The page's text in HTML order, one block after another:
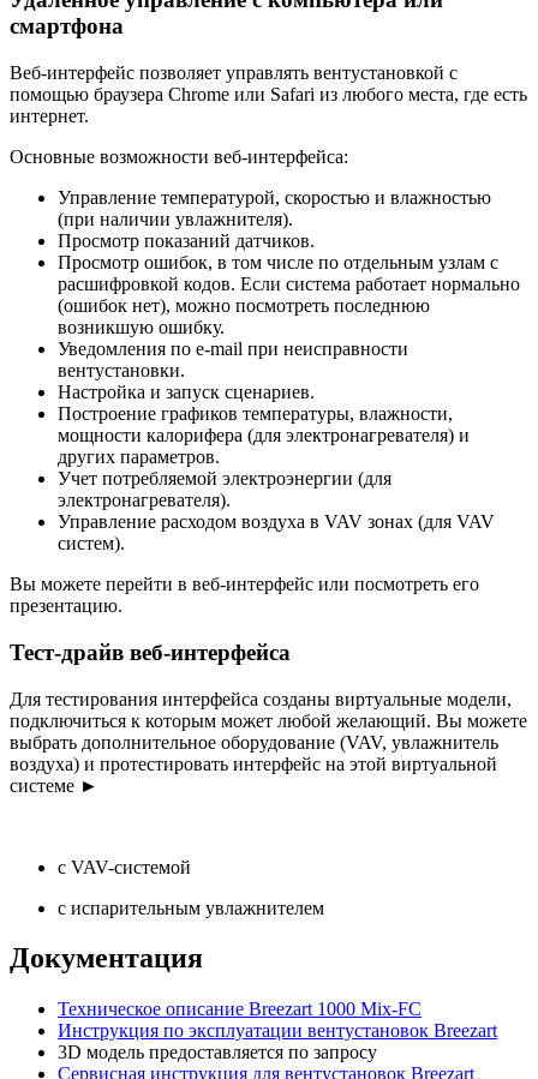
смартфона
Веб-интерфейс позволяет управлять вентустановкой с
помощью браузера Chrome или Safari из любого места, где есть
интернет.
Основные возможности веб-интерфейса:
Управление температурой, скоростью и влажностью
(при наличии увлажнителя).
Просмотр показаний датчиков.
Просмотр ошибок, в том числе по отдельным узлам с
расшифровкой кодов. Если система работает нормально
(ошибок нет), можно посмотреть последнюю
возникшую ошибку.
Уведомления по e-mail при неисправности
вентустановки.
Настройка и запуск сценариев.
Построение графиков температуры, влажности,
мощности калорифера (для электронагревателя) и
других параметров.
Учет потребляемой электроэнергии (для
электронагревателя).
Управление расходом воздуха в VAV зонах (для VAV
систем).
Вы можете перейти в веб-интерфейс или посмотреть его
презентацию.
Тест-драйв веб-интерфейса
Для тестирования интерфейса созданы виртуальные модели,
подключиться к которым может любой желающий. Вы можете
выбрать дополнительное оборудование (VAV, увлажнитель
воздуха) и протестировать интерфейс на этой виртуальной
системе ►
с VAV-системой
с испарительным увлажнителем
Документация
Техническое описание Breezart 1000 Mix-FC
Инструкция по эксплуатации вентустановок Breezart
3D модель предоставляется по запросу
Сервисная инструкция для вентустановок Breezart